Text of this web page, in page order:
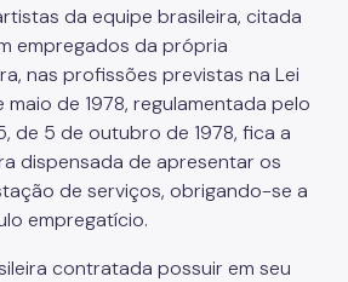
da equipe brasileira, citada
empregados da própria
nas profissões previstas na Lei
maio de 1978, regulamentada pelo
de 5 de outubro de 1978, fica a
dispensada de apresentar os
de serviços, obrigando-se a
empregatício.
contratada possuir em seu